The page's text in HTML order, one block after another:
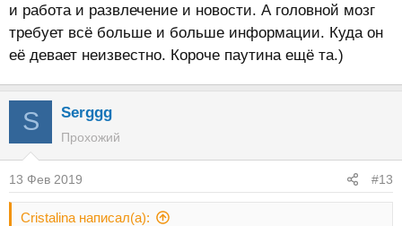
и работа и развлечение и новости. А головной мозг
требует всё больше и больше информации. Куда он
её девает неизвестно. Короче паутина ещё та.)
S Serggg
Прохожий
13 Фев 2019 #13
Cristalina написал(а):